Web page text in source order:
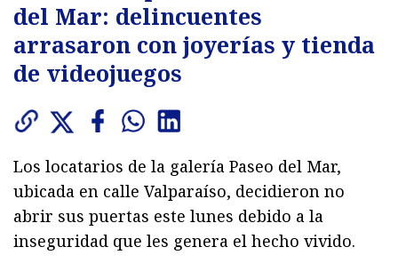
del Mar: delincuentes
arrasaron con joyerías y tienda
de videojuegos
Los locatarios de la galería Paseo del Mar,
ubicada en calle Valparaíso, decidieron no
abrir sus puertas este lunes debido a la
inseguridad que les genera el hecho vivido.